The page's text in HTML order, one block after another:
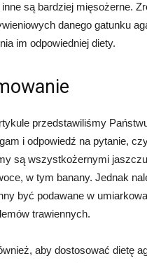
są bardziej mięsożerne.
danego gatunku
im odpowiedniej diety.
przedstawiliśmy
i odpowiedź na pytanie,
są wszystkożernymi
w tym banany. Jednak
być podawane w
trawiennych.
aby dostosować dietę